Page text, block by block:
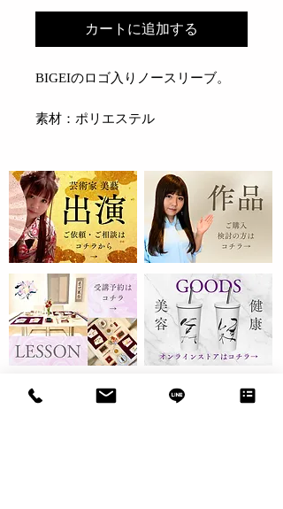
カートに追加する
BIGEIのロゴ入りノースリーブ。
素材：ポリエステル